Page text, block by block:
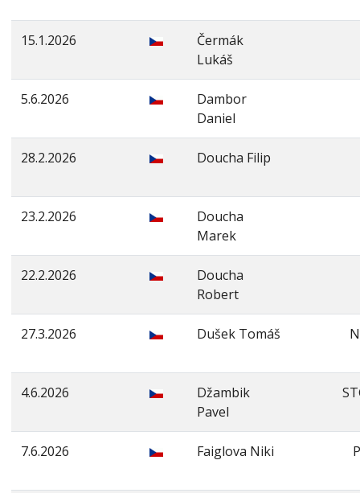
15.1.2026
Čermák
Lukáš
5.6.2026
Dambor
Daniel
28.2.2026 Doucha Filip
23.2.2026
Doucha
Marek
22.2.2026
Doucha
Robert
27.3.2026 Dušek Tomáš
4.6.2026
Džambik
Pavel
7.6.2026 Faiglova Niki